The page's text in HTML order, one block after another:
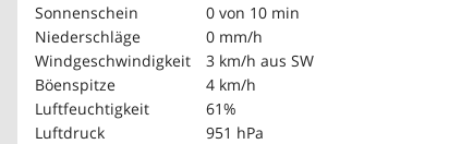
Sonnenschein
0 von 10 min
Niederschläge
0 mm/h
Windgeschwindigkeit
3 km/h aus SW
Böenspitze
4 km/h
Luftfeuchtigkeit
61%
Luftdruck
951 hPa